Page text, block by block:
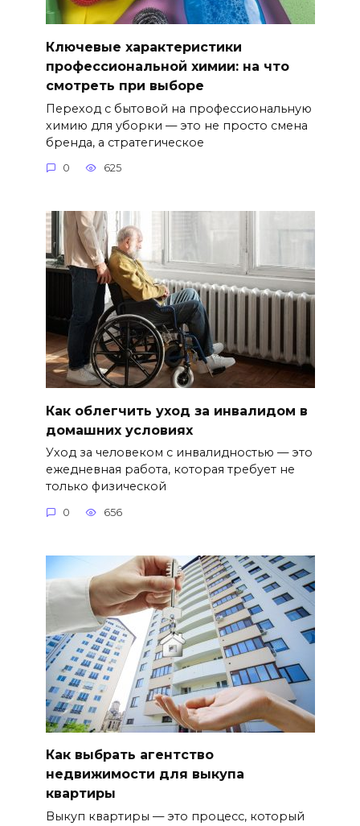
Ключевые характеристики
профессиональной химии: на что
смотреть при выборе
Переход с бытовой на профессиональную
химию для уборки — это не просто смена
бренда, а стратегическое
0 625
Как облегчить уход за инвалидом в
домашних условиях
Уход за человеком с инвалидностью — это
ежедневная работа, которая требует не
только физической
0 656
Как выбрать агентство
недвижимости для выкупа
квартиры
Выкуп квартиры — это процесс, который